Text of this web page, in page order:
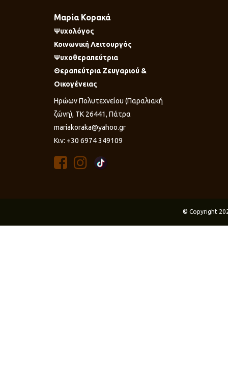
Μαρία Κορακά
Ψυχολόγος
Κοινωνική Λειτουργός
Ψυχοθεραπεύτρια
Θεραπεύτρια Ζευγαριού &
Οικογένειας
Ηρώων Πολυτεχνείου (Παραλιακή
ζώνη), ΤΚ 26441, Πάτρα
mariakoraka@yahoo.gr
Κιν: +30 6974 349109
© Copyright